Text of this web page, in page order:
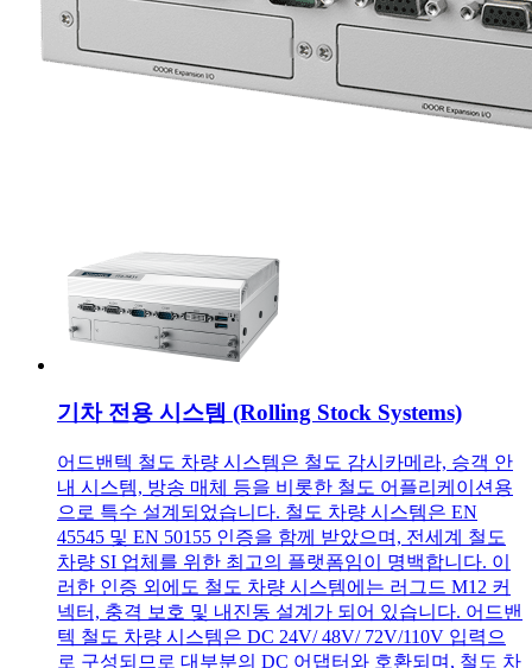
기차 전용 시스템 (Rolling Stock Systems)
어드밴텍 철도 차량 시스템은 철도 감시카메라, 승객 안
내 시스템, 방송 매체 등을 비롯한 철도 어플리케이션용
으로 특수 설계되었습니다. 철도 차량 시스템은 EN
45545 및 EN 50155 인증을 함께 받았으며, 전세계 철도
차량 SI 업체를 위한 최고의 플랫폼임이 명백합니다. 이
러한 인증 외에도 철도 차량 시스템에는 러그드 M12 커
넥터, 충격 보호 및 내진동 설계가 되어 있습니다. 어드밴
텍 철도 차량 시스템은 DC 24V/ 48V/ 72V/110V 입력으
로 구성되므로 대부분의 DC 어댑터와 호환되며, 철도 차